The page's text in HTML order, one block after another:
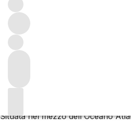
Esplora tutte le regioni
Portugal
Informazioni su Madeira
I vini di Madeira
Situata nel mezzo dell'Oceano